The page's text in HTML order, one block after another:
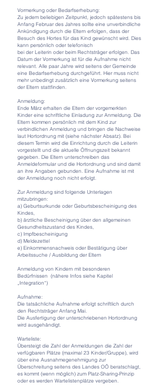
Vormerkung oder Bedarfserhebung:
Zu jedem beliebigen Zeitpunkt, jedoch spätestens bis
Anfang Februar des Jahres sollte eine unverbindliche
Ankündigung durch die Eltern erfolgen, dass der
Besuch des Hortes für das Kind gewünscht wird. Dies
kann persönlich oder telefonisch
bei der Leiterin oder beim Rechtsträger erfolgen. Das
Datum der Vormerkung ist für die Aufnahme nicht
relevant. Alle paar Jahre wird seitens der Gemeinde
eine Bedarfserhebung durchgeführt. Hier muss nicht
mehr unbedingt zusätzlich eine Vormerkung seitens
der Eltern stattfinden.
Anmeldung:
Ende März erhalten die Eltern der vorgemerkten
Kinder eine schriftliche Einladung zur Anmeldung. Die
Eltern kommen persönlich mit dem Kind zur
verbindlichen Anmeldung und bringen die Nachweise
laut Hortordnung mit (siehe nächster Absatz). Bei
diesem Termin wird die Einrichtung durch die Leiterin
vorgestellt und die aktuelle Öffnungszeit bekannt
gegeben. Die Eltern unterschreiben das
Anmeldeformular und die Hortordnung und sind damit
an ihre Angaben gebunden. Eine Aufnahme ist mit
der Anmeldung noch nicht erfolgt.
Zur Anmeldung sind folgende Unterlagen
mitzubringen:
a) Geburtsurkunde oder Geburtsbescheinigung des
Kindes,
b) ärztliche Bescheinigung über den allgemeinen
Gesundheitszustand des Kindes,
c) Impfbescheinigung
d) Meldezettel
e) Einkommensnachweis oder Bestätigung über
Arbeitssuche / Ausbildung der Eltern
Anmeldung von Kindern mit besonderen
Bedürfnissen (nähere Infos siehe Kapitel
„Integration“)
Aufnahme:
Die tatsächliche Aufnahme erfolgt schriftlich durch
den Rechtsträger Anfang Mai.
Die Ausfertigung der unterschriebenen Hortordnung
wird ausgehändigt.
Warteliste:
Übersteigt die Zahl der Anmeldungen die Zahl der
verfügbaren Plätze (maximal 23 Kinder/Gruppe), wird
über eine Ausnahmegenehmigung zur
Überschreitung seitens des Landes OÖ beratschlagt,
es kommt (wenn möglich) zum Platz-Sharing-Prinzip
oder es werden Wartelistenplätze vergeben.